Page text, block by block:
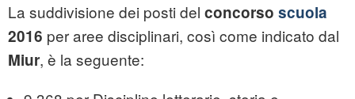
La suddivisione dei posti del concorso scuola
2016 per aree disciplinari, così come indicato dal
Miur, è la seguente: